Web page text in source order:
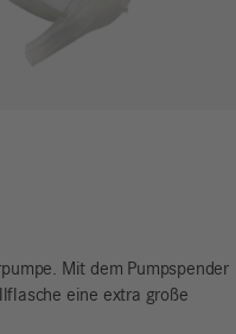
Mit dem Pumpspender
eine extra große